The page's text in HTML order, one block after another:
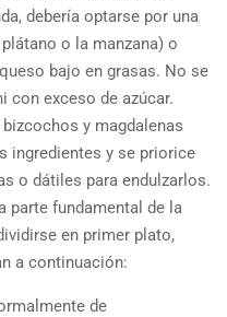
debería optarse por una
o la manzana) o
bajo en grasas. No se
con exceso de azúcar.
y magdalenas
ingredientes y se priorice
o dátiles para endulzarlos.
parte fundamental de la
en primer plato,
a continuación:
de